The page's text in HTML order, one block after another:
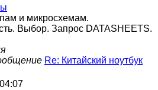
и микросхемам.
Выбор. Запрос DATASHEETS.
Re: Китайский ноутбук